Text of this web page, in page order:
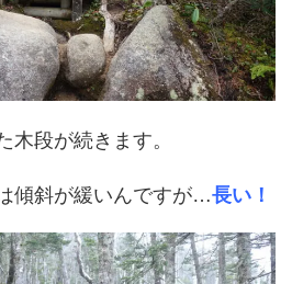
木段が続きます。
傾斜が緩いんですが…長い！